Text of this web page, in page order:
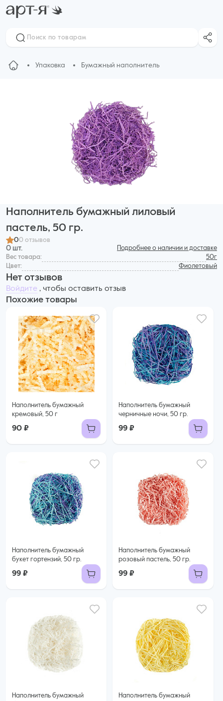
Упаковка Бумажный наполнитель
Наполнитель бумажный лиловый
пастель, 50 гр.
00 отзывов
0 шт.
Подробнее о наличии и доставке
Вес товара:
50г
Цвет:
Фиолетовый
Нет отзывов
Войдите , чтобы оставить отзыв
Похожие товары
Наполнитель бумажный
кремовый, 50 г
90 ₽
Наполнитель бумажный
черничные ночи, 50 гр.
99 ₽
Наполнитель бумажный
букет гортензий, 50 гр.
99 ₽
Наполнитель бумажный
розовый пастель, 50 гр.
99 ₽
Наполнитель бумажный
Наполнитель бумажный